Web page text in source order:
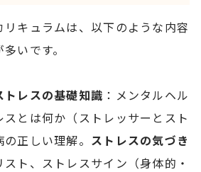
キュラムは、以下のような内容
いです。
レスの基礎知識 ：メンタルヘル
とは何か（ストレッサーとスト
正しい理解。 ストレスの気づき
スト、ストレスサイン（身体的・